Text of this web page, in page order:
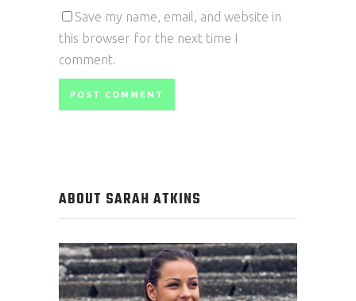
Save my name, email, and website in
this browser for the next time I
comment.
ABOUT SARAH ATKINS